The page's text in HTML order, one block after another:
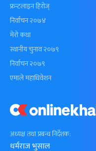
अध्यक्ष तथा प्रबन्ध निर्देशक:
धर्मराज भुसाल
फ्रन्टलाइन हिरोज्
निर्वाचन २०७४
मेरो कथा
स्थानीय चुनाव २०७९
निर्वाचन २०७९
एमाले महाधिवेशन